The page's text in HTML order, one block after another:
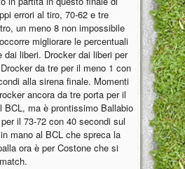
errori al tiro, 70-62 e tre
un meno 8 non impossibile
migliorare le percentuali
dai liberi. Drocker dai liberi per
da tre per il meno 1 con
alla sirena finale. Momenti
ancora da tre porta per il
BCL, ma è prontissimo Ballabio
il 73-72 con 40 secondi sul
mano al BCL che spreca la
ora è per Costone che si